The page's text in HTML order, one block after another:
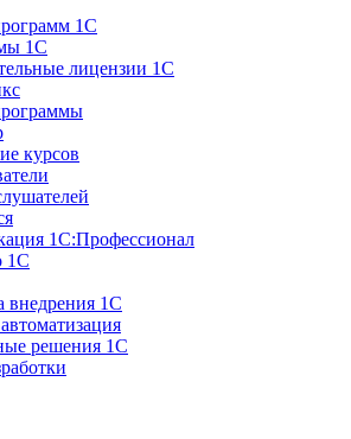
1С
1С
лицензии 1С
курсов
1С:Профессионал
1С
внедрения 1С
решения 1С